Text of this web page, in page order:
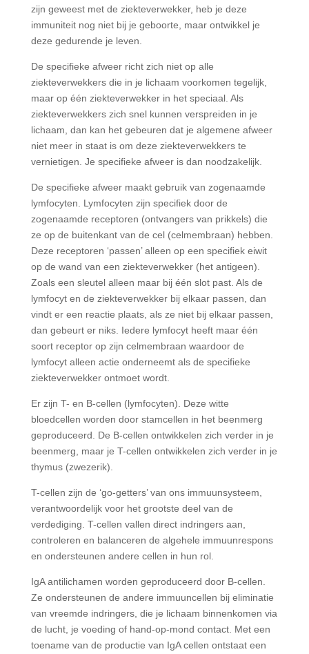
zijn geweest met de ziekteverwekker, heb je deze
immuniteit nog niet bij je geboorte, maar ontwikkel je
deze gedurende je leven.
De specifieke afweer richt zich niet op alle
ziekteverwekkers die in je lichaam voorkomen tegelijk,
maar op één ziekteverwekker in het speciaal. Als
ziekteverwekkers zich snel kunnen verspreiden in je
lichaam, dan kan het gebeuren dat je algemene afweer
niet meer in staat is om deze ziekteverwekkers te
vernietigen. Je specifieke afweer is dan noodzakelijk.
De specifieke afweer maakt gebruik van zogenaamde
lymfocyten. Lymfocyten zijn specifiek door de
zogenaamde receptoren (ontvangers van prikkels) die
ze op de buitenkant van de cel (celmembraan) hebben.
Deze receptoren ‘passen’ alleen op een specifiek eiwit
op de wand van een ziekteverwekker (het antigeen).
Zoals een sleutel alleen maar bij één slot past. Als de
lymfocyt en de ziekteverwekker bij elkaar passen, dan
vindt er een reactie plaats, als ze niet bij elkaar passen,
dan gebeurt er niks. Iedere lymfocyt heeft maar één
soort receptor op zijn celmembraan waardoor de
lymfocyt alleen actie onderneemt als de specifieke
ziekteverwekker ontmoet wordt.
Er zijn T- en B-cellen (lymfocyten). Deze witte
bloedcellen worden door stamcellen in het beenmerg
geproduceerd. De B-cellen ontwikkelen zich verder in je
beenmerg, maar je T-cellen ontwikkelen zich verder in je
thymus (zwezerik).
T-cellen zijn de ‘go-getters’ van ons immuunsysteem,
verantwoordelijk voor het grootste deel van de
verdediging. T-cellen vallen direct indringers aan,
controleren en balanceren de algehele immuunrespons
en ondersteunen andere cellen in hun rol.
IgA antilichamen worden geproduceerd door B-cellen.
Ze ondersteunen de andere immuuncellen bij eliminatie
van vreemde indringers, die je lichaam binnenkomen via
de lucht, je voeding of hand-op-mond contact. Met een
toename van de productie van IgA cellen ontstaat een